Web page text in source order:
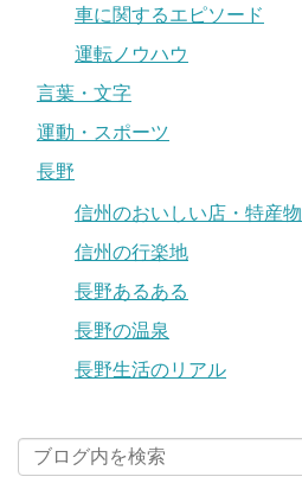
車に関するエピソード
運転ノウハウ
言葉・文字
運動・スポーツ
長野
信州のおいしい店・特産物
信州の行楽地
長野あるある
長野の温泉
長野生活のリアル